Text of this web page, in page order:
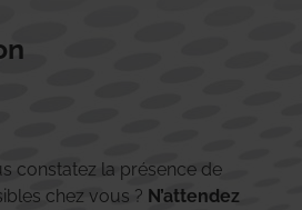
constatez la présence de
chez vous ? N’attendez